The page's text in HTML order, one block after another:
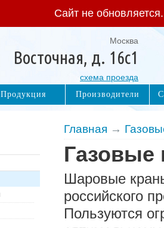
Сайт не
Главная →
Газовые
Шаровые
российского
Пользуются
Москва
Восточная, д. 16с1
схема проезда
Продукция Производители